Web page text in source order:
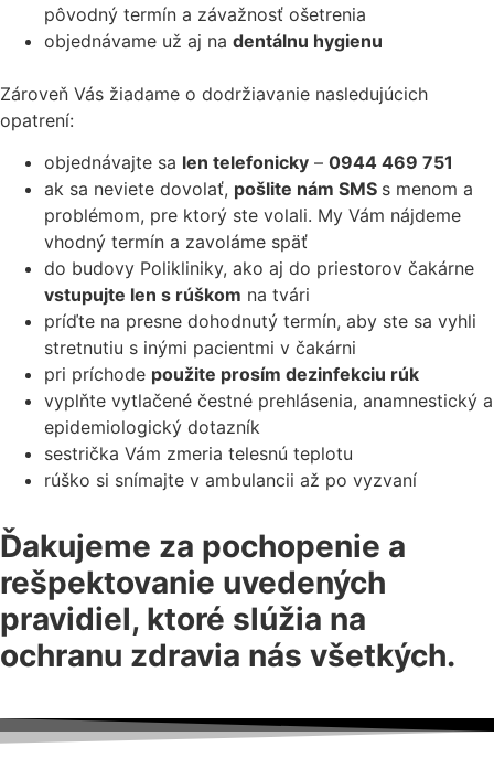
pôvodný termín a závažnosť ošetrenia
objednávame už aj na dentálnu hygienu
Zároveň Vás žiadame o dodržiavanie nasledujúcich
opatrení:
objednávajte sa len telefonicky – 0944 469 751
ak sa neviete dovolať, pošlite nám SMS s menom a
problémom, pre ktorý ste volali. My Vám nájdeme
vhodný termín a zavoláme späť
do budovy Polikliniky, ako aj do priestorov čakárne
vstupujte len s rúškom na tvári
príďte na presne dohodnutý termín, aby ste sa vyhli
stretnutiu s inými pacientmi v čakárni
pri príchode použite prosím dezinfekciu rúk
vyplňte vytlačené čestné prehlásenia, anamnestický a
epidemiologický dotazník
sestrička Vám zmeria telesnú teplotu
rúško si snímajte v ambulancii až po vyzvaní
Ďakujeme za pochopenie a
rešpektovanie uvedených
pravidiel, ktoré slúžia na
ochranu zdravia nás všetkých.